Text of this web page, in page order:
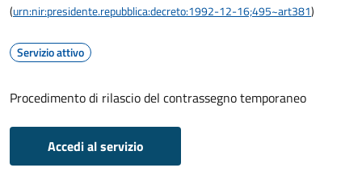
(urn:nir:presidente.repubblica:decreto:1992-12-16;495~art381)
Servizio attivo
Procedimento di rilascio del contrassegno temporaneo
Accedi al servizio